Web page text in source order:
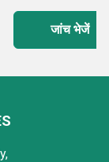
जांच भेजें